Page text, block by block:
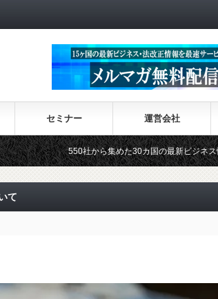
セミナー 運営会社
社から集めた30カ国の最新ビジネス情報を順次掲載
て